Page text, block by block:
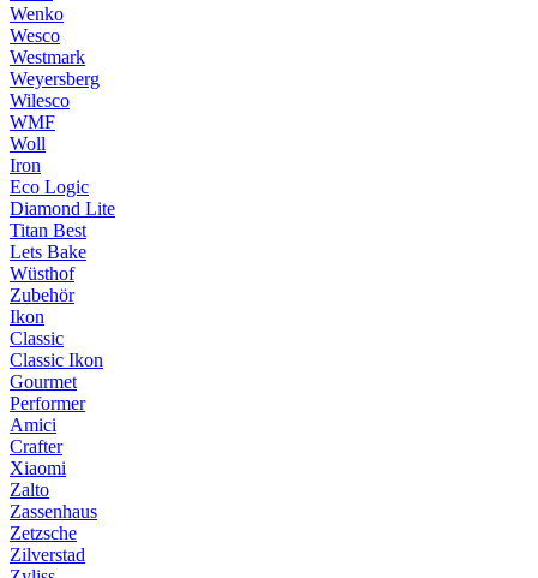
Wenko
Wesco
Westmark
Weyersberg
Wilesco
WMF
Woll
Iron
Eco Logic
Diamond Lite
Titan Best
Lets Bake
Wüsthof
Zubehör
Ikon
Classic
Classic Ikon
Gourmet
Performer
Amici
Crafter
Xiaomi
Zalto
Zassenhaus
Zetzsche
Zilverstad